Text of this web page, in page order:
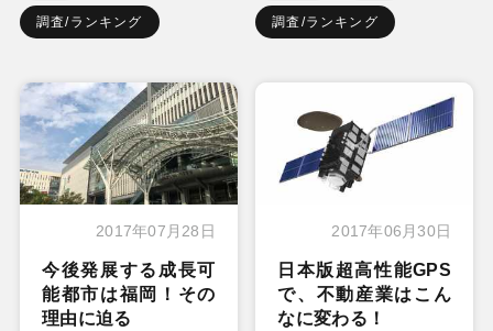
調査/ランキング 調査/ランキング
2017年07月28日
今後発展する成長可
能都市は福岡！その
理由に迫る
2017年06月30日
日本版超高性能GPS
で、不動産業はこん
なに変わる！